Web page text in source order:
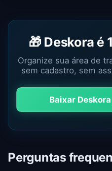
🎁 Deskora é
Organize sua área de
sem cadastro, sem
Baixar
Perguntas